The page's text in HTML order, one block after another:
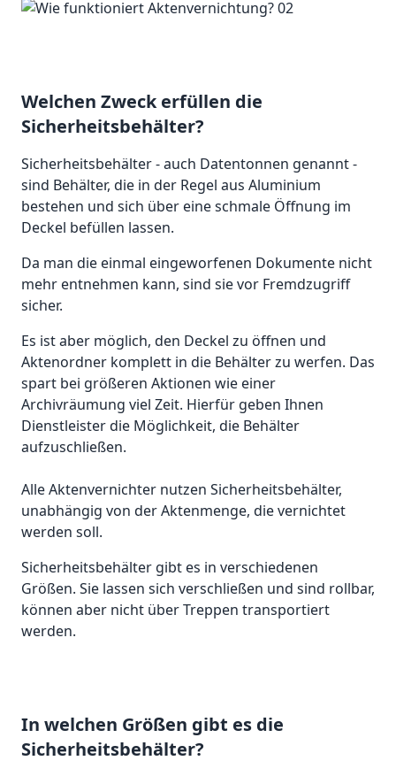
Welchen Zweck erfüllen die
Sicherheitsbehälter?
Sicherheitsbehälter - auch Datentonnen genannt -
sind Behälter, die in der Regel aus Aluminium
bestehen und sich über eine schmale Öffnung im
Deckel befüllen lassen.
Da man die einmal eingeworfenen Dokumente nicht
mehr entnehmen kann, sind sie vor Fremdzugriff
sicher.
Es ist aber möglich, den Deckel zu öffnen und
Aktenordner komplett in die Behälter zu werfen. Das
spart bei größeren Aktionen wie einer
Archivräumung viel Zeit. Hierfür geben Ihnen
Dienstleister die Möglichkeit, die Behälter
aufzuschließen.
Alle Aktenvernichter nutzen Sicherheitsbehälter,
unabhängig von der Aktenmenge, die vernichtet
werden soll.
Sicherheitsbehälter gibt es in verschiedenen
Größen. Sie lassen sich verschließen und sind rollbar,
können aber nicht über Treppen transportiert
werden.
In welchen Größen gibt es die
Sicherheitsbehälter?